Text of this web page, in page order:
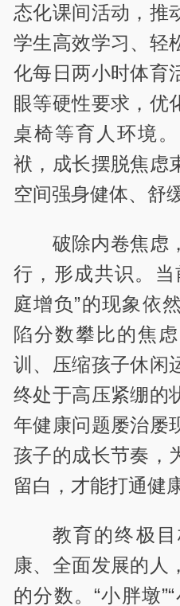
态化课间活动，推
学生高效学习、轻
化每日两小时体育
眼等硬性要求，优
桌椅等育人环境
袱，成长摆脱焦虑
空间强身健体、舒
破除内卷焦虑
行，形成共识。当
庭增负”的现象依
陷分数攀比的焦
训、压缩孩子休闲
终处于高压紧绷的
年健康问题屡治屡
孩子的成长节奏，
留白，才能打通健
教育的终极
康、全面发展的人
的分数。“小胖墩